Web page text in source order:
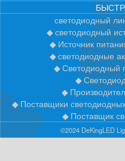
светодиодный
светодиодный
Источник
светодиодные
Светодиодный
Поставщики
Поставщик
©2024 DeKingLED